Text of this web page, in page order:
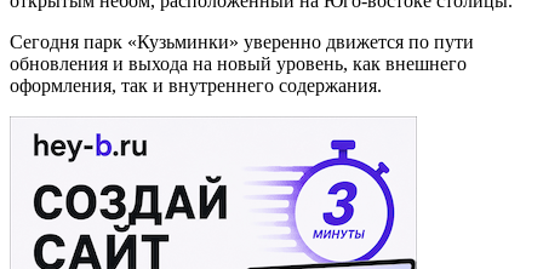
Сегодня парк «Кузьминки» уверенно движется по пути
обновления и выхода на новый уровень, как внешнего
оформления, так и внутреннего содержания.